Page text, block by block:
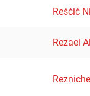
Reščič
Rezaei